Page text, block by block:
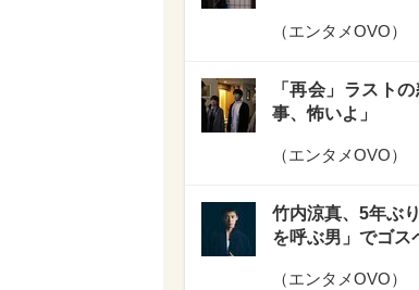
（エンタメOVO）
「再会」ラスト
事、怖いよ」
（エンタメOVO）
竹内涼真、5年ぶ
を呼ぶ男」でゴス
（エンタメOVO）